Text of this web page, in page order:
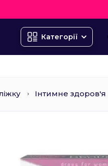
Категорії
Інтимне здоров'я